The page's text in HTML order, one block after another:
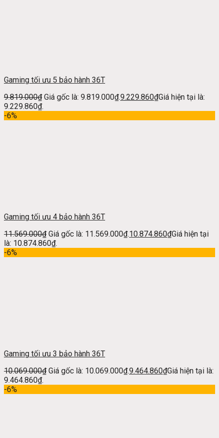
Gaming tối ưu 5 bảo hành 36T
9.819.000₫ Giá gốc là: 9.819.000₫.9.229.860₫Giá hiện tại là:
9.229.860₫.
-6%
Gaming tối ưu 4 bảo hành 36T
11.569.000₫ Giá gốc là: 11.569.000₫.10.874.860₫Giá hiện tại
là: 10.874.860₫.
-6%
Gaming tối ưu 3 bảo hành 36T
10.069.000₫ Giá gốc là: 10.069.000₫.9.464.860₫Giá hiện tại là:
9.464.860₫.
-6%